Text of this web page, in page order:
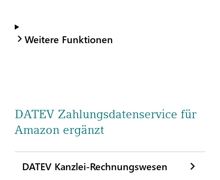
Weitere Funktionen
DATEV Zahlungsdatenservice für
Amazon ergänzt
DATEV Kanzlei-Rechnungswesen